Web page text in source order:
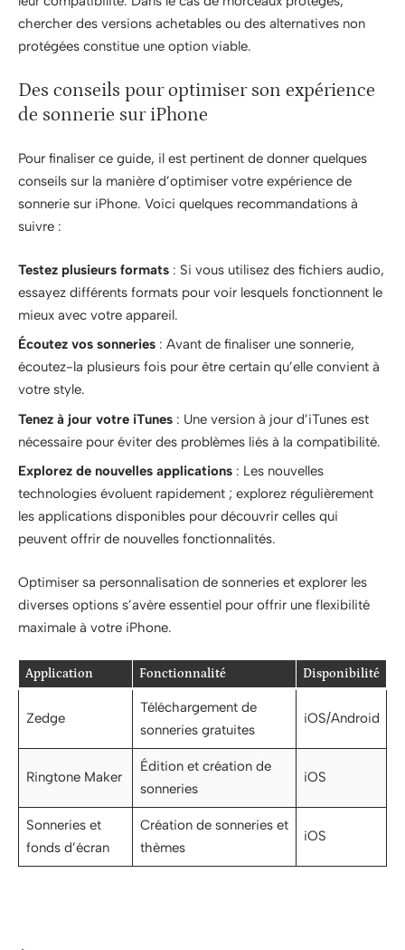
chercher des versions achetables ou des alternatives non
protégées constitue une option viable.
Des conseils pour optimiser son expérience
de sonnerie sur iPhone
Pour finaliser ce guide, il est pertinent de donner quelques
conseils sur la manière d’optimiser votre expérience de
sonnerie sur iPhone. Voici quelques recommandations à
suivre :
Testez plusieurs formats : Si vous utilisez des fichiers audio,
essayez différents formats pour voir lesquels fonctionnent le
mieux avec votre appareil.
Écoutez vos sonneries : Avant de finaliser une sonnerie,
écoutez-la plusieurs fois pour être certain qu’elle convient à
votre style.
Tenez à jour votre iTunes : Une version à jour d’iTunes est
nécessaire pour éviter des problèmes liés à la compatibilité.
Explorez de nouvelles applications : Les nouvelles
technologies évoluent rapidement ; explorez régulièrement
les applications disponibles pour découvrir celles qui
peuvent offrir de nouvelles fonctionnalités.
Optimiser sa personnalisation de sonneries et explorer les
diverses options s’avère essentiel pour offrir une flexibilité
maximale à votre iPhone.
Application Fonctionnalité Disponibilité
Zedge
Téléchargement de
sonneries gratuites
iOS/Android
Ringtone Maker
Édition et création de
sonneries
iOS
Sonneries et
fonds d’écran
Création de sonneries et
thèmes
iOS